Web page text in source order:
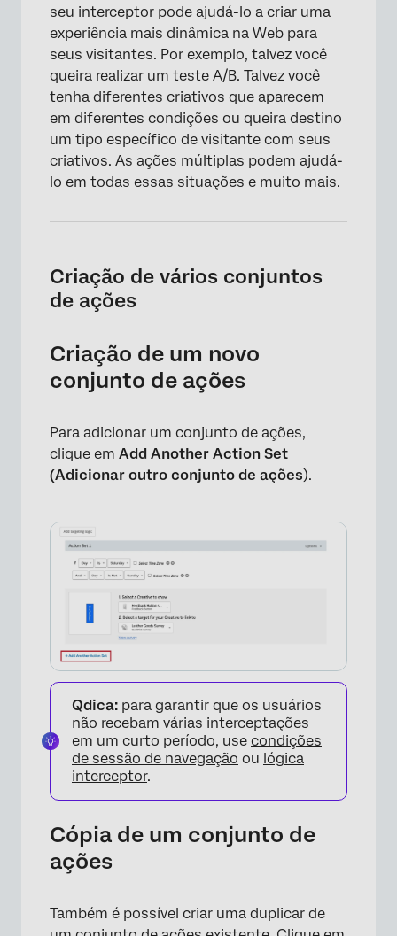
seu interceptor pode ajudá-lo a criar uma
experiência mais dinâmica na Web para
seus visitantes. Por exemplo, talvez você
queira realizar um teste A/B. Talvez você
tenha diferentes criativos que aparecem
em diferentes condições ou queira destino
um tipo específico de visitante com seus
criativos. As ações múltiplas podem ajudá-
lo em todas essas situações e muito mais.
Criação de vários conjuntos
de ações
Criação de um novo
conjunto de ações
Para adicionar um conjunto de ações,
clique em Add Another Action Set
(Adicionar outro conjunto de ações).
Qdica: para garantir que os usuários
não recebam várias interceptações
em um curto período, use condições
de sessão de navegação ou lógica
interceptor.
Cópia de um conjunto de
ações
Também é possível criar uma duplicar de